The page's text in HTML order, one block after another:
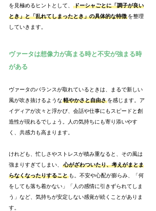
を見極めるヒントとして、
ドーシャごとに「調子が良い
とき」と「乱れてしまったとき」の具体的な特徴 を整理
していきます。
ヴァータは想像力が高まる時と不安が強まる時
がある
ヴァータのバランスが取れているときは、まるで新しい
風が吹き抜けるような 軽やかさと自由さ を感じます。ア
イディアが次々と浮かび、会話や仕事にもスピードと創
造性が現れるでしょう。人の気持ちにも寄り添いやす
く、共感力も高まります。
けれども、忙しさやストレスが積み重なると、その風は
強まりすぎてしまい、
心がざわついたり、考えがまとま
らなくなったりすること も。不安や心配が膨らみ、「何
をしても落ち着かない」「人の感情に引きずられてしま
う」など、気持ちが安定しない感覚が続くことがありま
す。